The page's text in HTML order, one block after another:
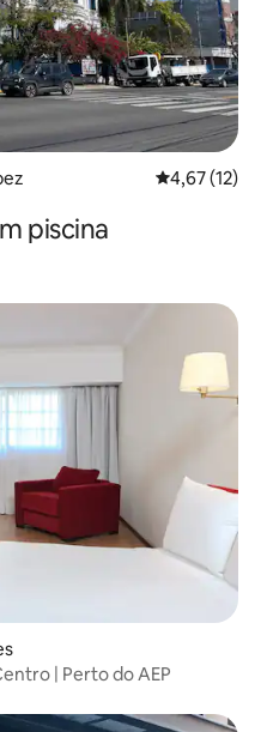
4,67 de uma
4,67 (12)
piscina
| Perto do AEP